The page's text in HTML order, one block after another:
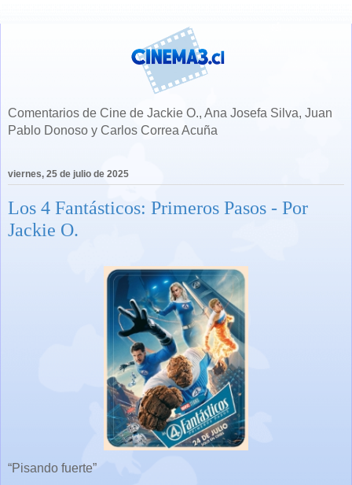
Comentarios de Cine de Jackie O., Ana Josefa Silva, Juan
Pablo Donoso y Carlos Correa Acuña
viernes, 25 de julio de 2025
Los 4 Fantásticos: Primeros Pasos - Por
Jackie O.
“Pisando fuerte”